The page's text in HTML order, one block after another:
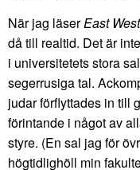
När jag läserEast
då till realtid. Det är
i universitetets stora
segerrusiga tal.
judar förflyttades in till
förintande i något av
styre. (En sal jag för
högtidlighöll min